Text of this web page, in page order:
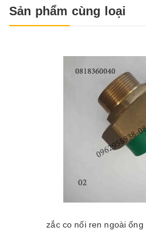
Sản phẩm cùng loại
zắc co nối ren ngoài